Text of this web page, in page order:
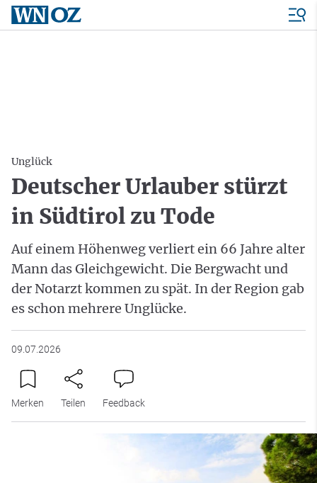
Unglück
Deutscher Urlauber stürzt
in Südtirol zu Tode
Auf einem Höhenweg verliert ein 66 Jahre alter
Mann das Gleichgewicht. Die Bergwacht und
der Notarzt kommen zu spät. In der Region gab
es schon mehrere Unglücke.
09.07.2026
Merken Teilen Feedback